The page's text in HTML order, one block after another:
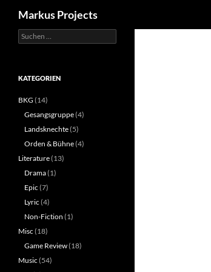
Markus Projects
Suchen
nach:
KATEGORIEN
BKG (14)
Gesangsgruppe(4)
Landsknechte(5)
Orden & Bühne(4)
Literature(13)
Drama(1)
Epic (7)
Lyric (4)
Non-Fiction (1)
Misc (18)
Game Review(18)
Music (54)